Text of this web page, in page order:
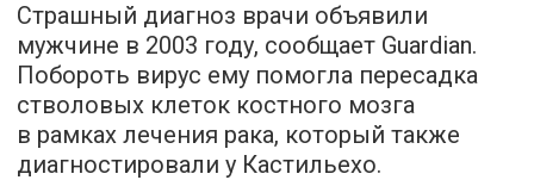
Страшный диагноз врачи объявили
мужчине в 2003 году, сообщает Guardian.
Побороть вирус ему помогла пересадка
стволовых клеток костного мозга
в рамках лечения рака, который также
диагностировали у Кастильехо.